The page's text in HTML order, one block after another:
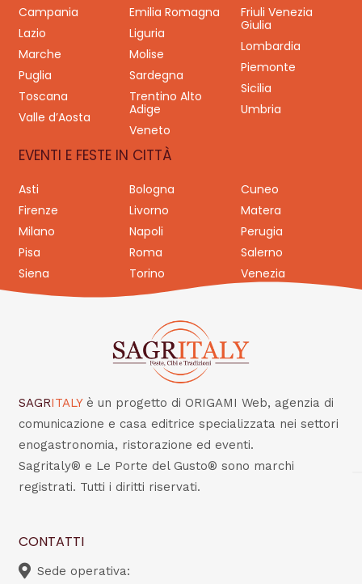
Campania
Emilia Romagna
Friuli Venezia
Giulia
Lazio
Liguria
Lombardia
Marche
Molise
Piemonte
Puglia
Sardegna
Sicilia
Toscana
Trentino Alto
Adige
Umbria
Valle d’Aosta
Veneto
EVENTI E FESTE IN CITTÀ
Asti Bologna
Cuneo
Firenze
Livorno
Matera
Milano
Napoli
Perugia
Pisa
Roma
Salerno
Siena
Torino Venezia
SAGRITALY è un progetto di ORIGAMI Web, agenzia di
comunicazione e casa editrice specializzata nei settori
enogastronomia, ristorazione ed eventi.
Sagritaly® e Le Porte del Gusto® sono marchi
registrati. Tutti i diritti riservati.
CONTATTI
Sede operativa: